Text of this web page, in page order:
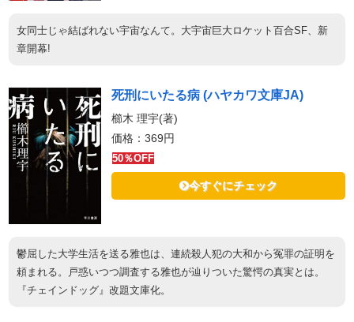
女同士じゃ結ばれない宇宙なんて。大宇宙巨大ロケット百合SF、新
章開幕!
死刑にいたる病 (ハヤカワ文庫JA)
櫛木 理宇(著)
価格：369円
50％OFF
今すぐにチェック
鬱屈した大学生活を送る雅也は、連続殺人犯の大和から冤罪の証明を
頼まれる。戸惑いつつ調査する雅也が辿りついた驚愕の真実とは。
『チェインドッグ』改題文庫化。